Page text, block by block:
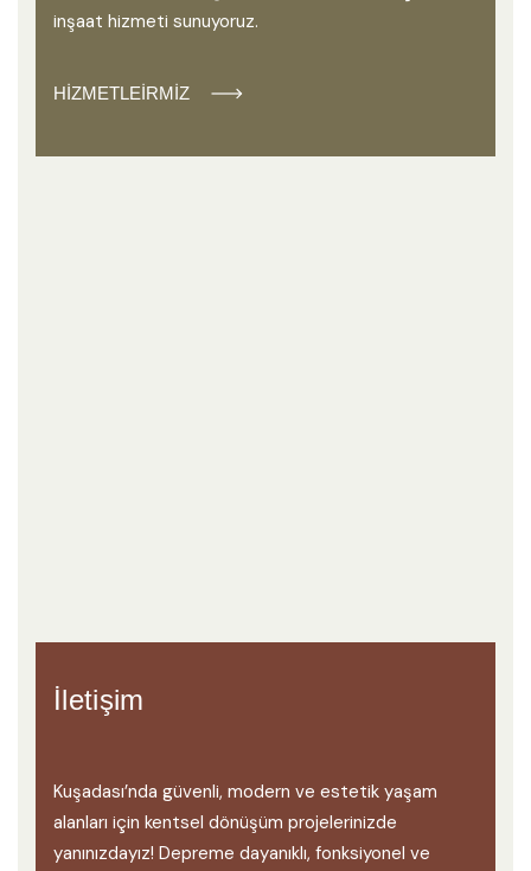
inşaat hizmeti sunuyoruz.
HIZMETLEIRMIZ
İletişim
Kuşadası’nda güvenli, modern ve estetik yaşam
alanları için kentsel dönüşüm projelerinizde
yanınızdayız! Depreme dayanıklı, fonksiyonel ve